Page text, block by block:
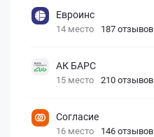
Евроинс
14 место 187 отзывов
АК БАРС
15 место 210 отзывов
Согласие
16 место 146 отзывов